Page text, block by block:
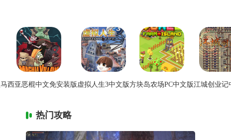
马西亚恶棍中文免安装版 虚拟人生3中文版方块岛农场PC中文版江城创业记
热门攻略